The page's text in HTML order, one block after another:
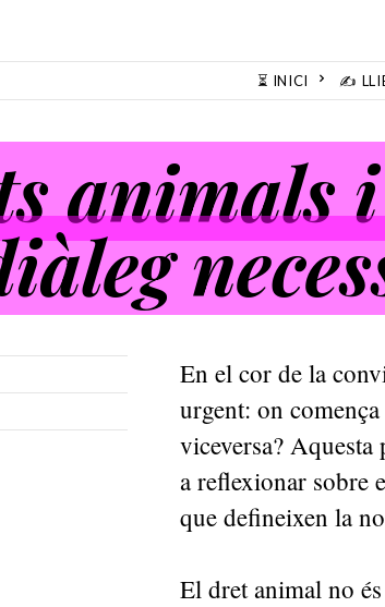
⏳ INICI ✍️
animals
En el cor de la
urgent: on
viceversa?
a reflexionar sobre
que defineixen la
El dret animal no